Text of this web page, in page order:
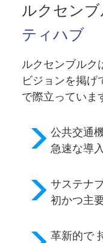
ルクセン
ティハブ
ルクセンブルク
ビジョンを掲げ
で際立っていま
公共交通
急速な導入
サステナ
初かつ主
革新的で